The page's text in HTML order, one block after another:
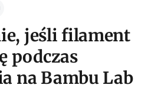
jeśli filament
podczas
na Bambu Lab